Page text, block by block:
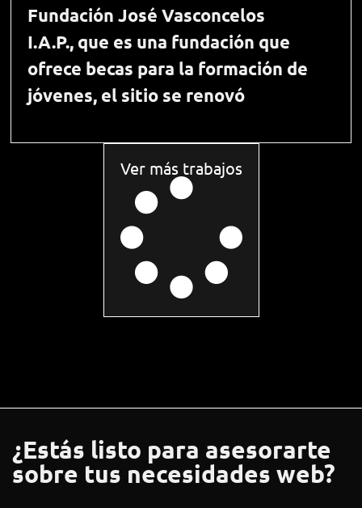
Fundación José Vasconcelos
I.A.P., que es una fundación que
ofrece becas para la formación de
jóvenes, el sitio se renovó
Ver más trabajos
¿Estás listo para asesorarte
sobre tus necesidades web?